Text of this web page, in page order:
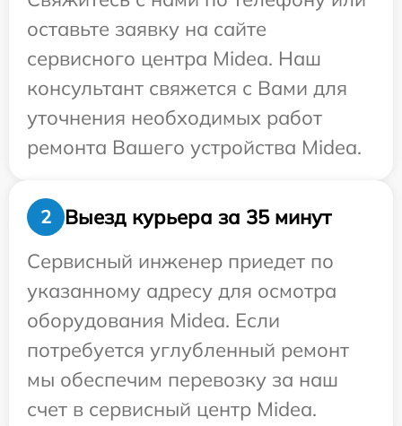
оставьте заявку на сайте
сервисного центра Midea. Наш
консультант свяжется с Вами для
уточнения необходимых работ
ремонта Вашего устройства Midea.
2
Выезд курьера за 35 минут
Сервисный инженер приедет по
указанному адресу для осмотра
оборудования Midea. Если
потребуется углубленный ремонт
мы обеспечим перевозку за наш
счет в сервисный центр Midea.